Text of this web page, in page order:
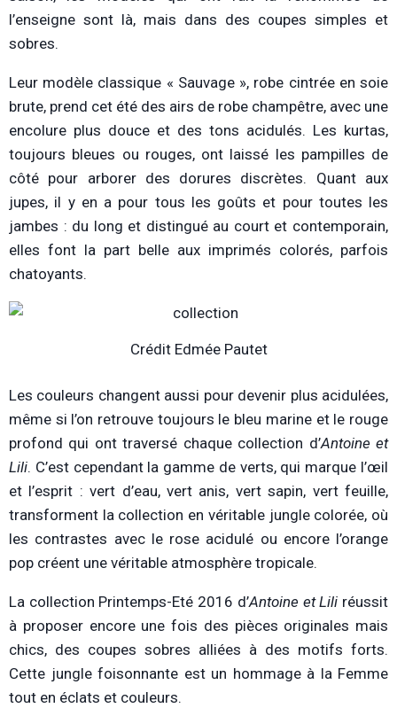
l’enseigne sont là, mais dans des coupes simples et
sobres.
Leur modèle classique « Sauvage », robe cintrée en soie
brute, prend cet été des airs de robe champêtre, avec une
encolure plus douce et des tons acidulés. Les kurtas,
toujours bleues ou rouges, ont laissé les pampilles de
côté pour arborer des dorures discrètes. Quant aux
jupes, il y en a pour tous les goûts et pour toutes les
jambes : du long et distingué au court et contemporain,
elles font la part belle aux imprimés colorés, parfois
chatoyants.
Crédit Edmée Pautet
Les couleurs changent aussi pour devenir plus acidulées,
même si l’on retrouve toujours le bleu marine et le rouge
profond qui ont traversé chaque collection d’Antoine et
Lili. C’est cependant la gamme de verts, qui marque l’œil
et l’esprit : vert d’eau, vert anis, vert sapin, vert feuille,
transforment la collection en véritable jungle colorée, où
les contrastes avec le rose acidulé ou encore l’orange
pop créent une véritable atmosphère tropicale.
La collection Printemps-Eté 2016 d’Antoine et Lili réussit
à proposer encore une fois des pièces originales mais
chics, des coupes sobres alliées à des motifs forts.
Cette jungle foisonnante est un hommage à la Femme
tout en éclats et couleurs.